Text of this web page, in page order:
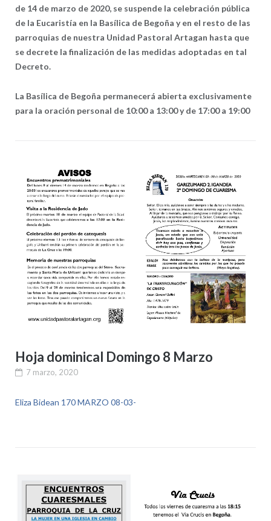
de 14 de marzo de 2020, se suspende la celebración pública
de la Eucaristía en la Basílica de Begoña y en el resto de las
parroquias de nuestra Unidad Pastoral Artagan hasta que
se decrete la finalización de las medidas adoptadas en tal
Decreto.
La Basílica de Begoña permanecerá abierta exclusivamente
para la oración personal de 10:00 a 13:00 y de 17:00 a 19:00
Hoja dominical Domingo 8 Marzo
7 marzo, 2020
Eliza Bidean 170 MARZO 08-03-